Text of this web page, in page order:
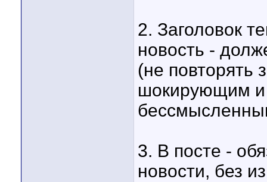
2. Заголовок
новость -
(не повторять
шокирующим и
3. В посте -
новости, без